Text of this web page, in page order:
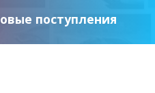
поступления